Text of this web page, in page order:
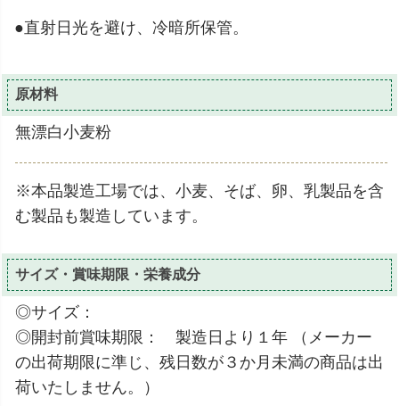
●直射日光を避け、冷暗所保管。
原材料
無漂白小麦粉
※本品製造工場では、小麦、そば、卵、乳製品を含
む製品も製造しています。
サイズ・賞味期限・栄養成分
◎サイズ：
◎開封前賞味期限： 製造日より１年 （メーカー
の出荷期限に準じ、残日数が３か月未満の商品は出
荷いたしません。）